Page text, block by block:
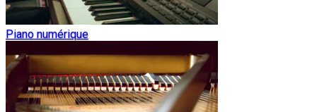
Piano numérique